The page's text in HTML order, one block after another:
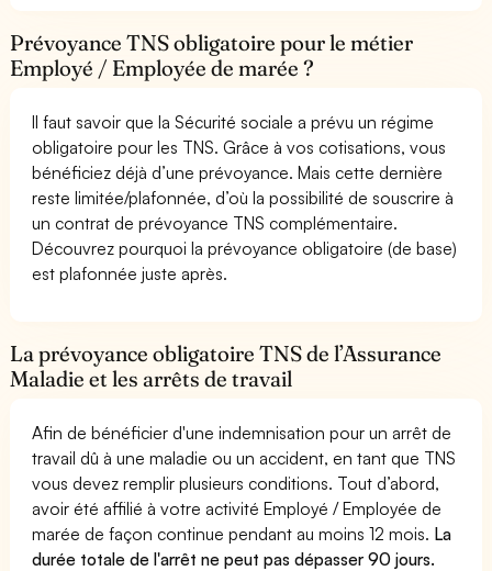
Prévoyance TNS obligatoire pour le métier
Employé / Employée de marée ?
Il faut savoir que la Sécurité sociale a prévu un régime
obligatoire pour les TNS. Grâce à vos cotisations, vous
bénéficiez déjà d’une prévoyance. Mais cette dernière
reste limitée/plafonnée, d’où la possibilité de souscrire à
un contrat de prévoyance TNS complémentaire.
Découvrez pourquoi la prévoyance obligatoire (de base)
est plafonnée juste après.
La prévoyance obligatoire TNS de l’Assurance
Maladie et les arrêts de travail
Afin de bénéficier d'une indemnisation pour un arrêt de
travail dû à une maladie ou un accident, en tant que TNS
vous devez remplir plusieurs conditions. Tout d’abord,
avoir été affilié à votre activité Employé / Employée de
marée de façon continue pendant au moins 12 mois. La
durée totale de l'arrêt ne peut pas dépasser 90 jours.